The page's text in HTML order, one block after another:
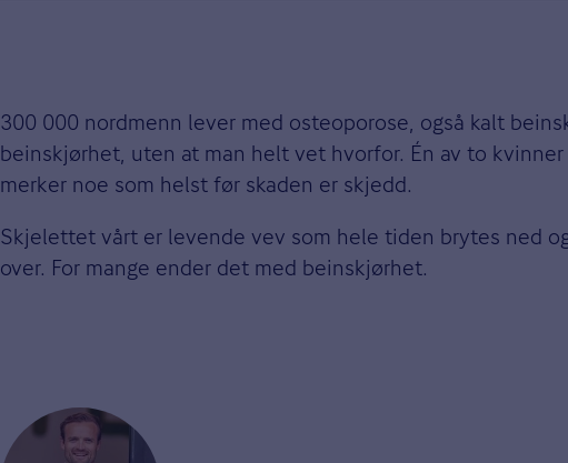
300 000 nordmenn lever med osteoporose, også kalt
beinskjørhet, uten at man helt vet hvorfor. Én av to
merker noe som helst før skaden er skjedd.
Skjelettet vårt er levende vev som hele tiden brytes ned
over. For mange ender det med beinskjørhet.